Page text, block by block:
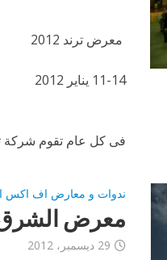
معرض ترند 2012
11-14 يناير 2012
فى كل عام تقوم شركة
ندوات و معارض اف اكس
معرض الشرق
29 ديسمبر، 2012